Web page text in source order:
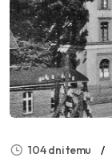
104 dni temu